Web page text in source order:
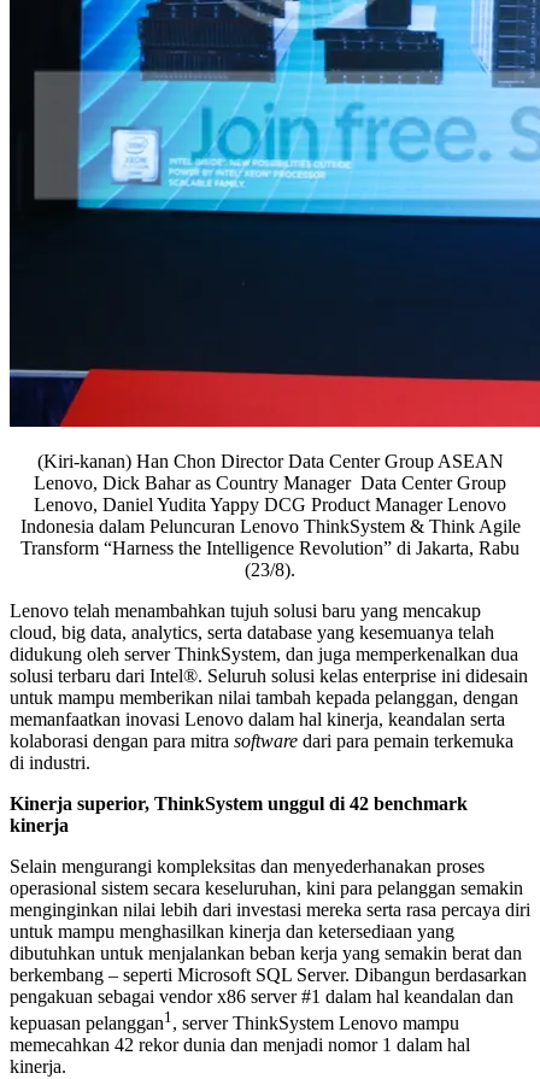
(Kiri-kanan) Han Chon Director Data Center Group ASEAN
Lenovo, Dick Bahar as Country Manager Data Center Group
Lenovo, Daniel Yudita Yappy DCG Product Manager Lenovo
Indonesia dalam Peluncuran Lenovo ThinkSystem & Think Agile
Transform “Harness the Intelligence Revolution” di Jakarta, Rabu
(23/8).
Lenovo telah menambahkan tujuh solusi baru yang mencakup
cloud, big data, analytics, serta database yang kesemuanya telah
didukung oleh server ThinkSystem, dan juga memperkenalkan dua
solusi terbaru dari Intel®. Seluruh solusi kelas enterprise ini didesain
untuk mampu memberikan nilai tambah kepada pelanggan, dengan
memanfaatkan inovasi Lenovo dalam hal kinerja, keandalan serta
kolaborasi dengan para mitra software dari para pemain terkemuka
di industri.
Kinerja superior, ThinkSystem unggul di 42 benchmark
kinerja
Selain mengurangi kompleksitas dan menyederhanakan proses
operasional sistem secara keseluruhan, kini para pelanggan semakin
menginginkan nilai lebih dari investasi mereka serta rasa percaya diri
untuk mampu menghasilkan kinerja dan ketersediaan yang
dibutuhkan untuk menjalankan beban kerja yang semakin berat dan
berkembang – seperti Microsoft SQL Server. Dibangun berdasarkan
pengakuan sebagai vendor x86 server #1 dalam hal keandalan dan
kepuasan pelanggan1 , server ThinkSystem Lenovo mampu
memecahkan 42 rekor dunia dan menjadi nomor 1 dalam hal
kinerja.